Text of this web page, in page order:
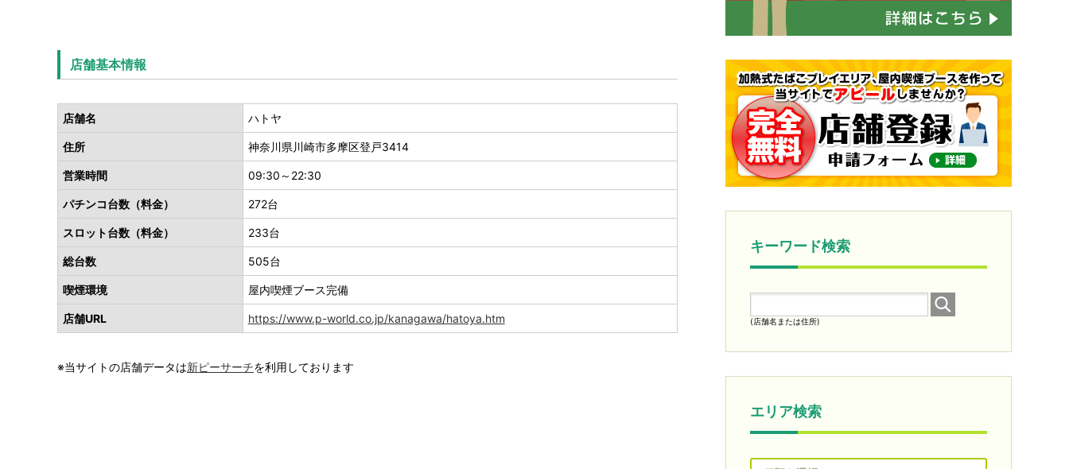
店舗基本情報
店舗名 ハトヤ
住所 神奈川県川崎市多摩区登戸3414
営業時間 09:30～22:30
パチンコ台数（料金） 272台
スロット台数（料金） 233台
総台数 505台
喫煙環境 屋内喫煙ブース完備
店舗URL https://www.p-world.co.jp/kanagawa/hatoya.htm
※当サイトの店舗データは新ピーサーチを利用しております
キーワード検索
(店舗名または住所)
エリア検索